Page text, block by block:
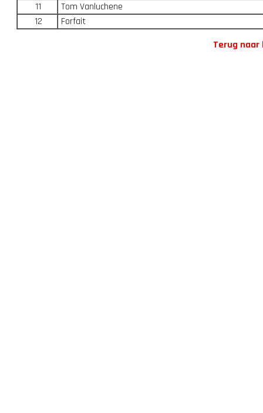
11
Tom Vanluchene
12
Forfait
Terug